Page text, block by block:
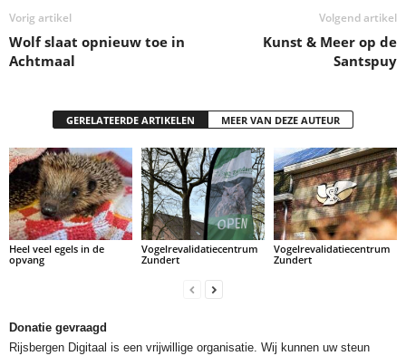
Vorig artikel
Wolf slaat opnieuw toe in
Achtmaal
Volgend artikel
Kunst & Meer op de
Santspuy
GERELATEERDE ARTIKELEN MEER VAN DEZE AUTEUR
Heel veel egels in de
opvang
Vogelrevalidatiecentrum
Zundert
Vogelrevalidatiecentrum
Zundert
Donatie gevraagd
Rijsbergen Digitaal is een vrijwillige organisatie. Wij kunnen uw steun